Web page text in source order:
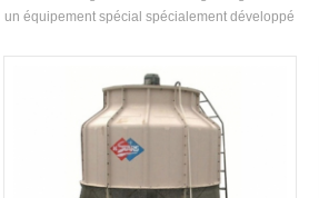
un équipement spécial spécialement développé
des fonctions de climatisation et de fabrication
de glace.